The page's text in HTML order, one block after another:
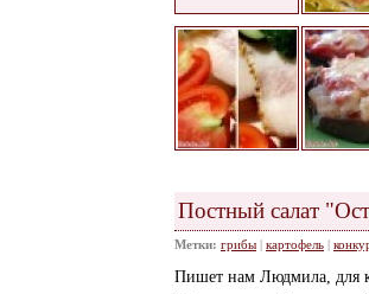
Постный салат
Метки: грибы картофель
Пишет нам Людмила, для